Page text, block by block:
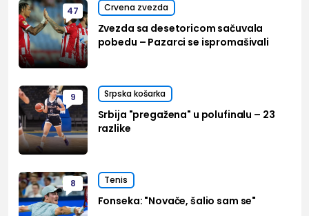
47 Crvena zvezda
Zvezda sa desetoricom sačuvala
pobedu – Pazarci se ispromašivali
9 Srpska košarka
Srbija "pregažena" u polufinalu – 23
razlike
8 Tenis
Fonseka: "Novače, šalio sam se"